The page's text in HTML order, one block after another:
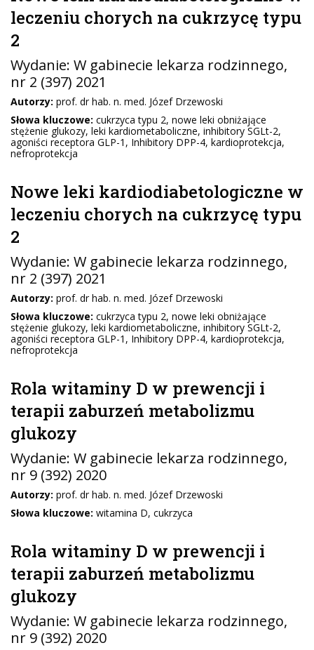
leczeniu chorych na cukrzycę typu
2
Wydanie: W gabinecie lekarza rodzinnego,
nr 2 (397) 2021
Autorzy: prof. dr hab. n. med. Józef Drzewoski
Słowa kluczowe: cukrzyca typu 2, nowe leki obniżające
stężenie glukozy, leki kardiometaboliczne, inhibitory SGLt-2,
agoniści receptora GLP-1, Inhibitory DPP-4, kardioprotekcja,
nefroprotekcja
Nowe leki kardiodiabetologiczne w
leczeniu chorych na cukrzycę typu
2
Wydanie: W gabinecie lekarza rodzinnego,
nr 2 (397) 2021
Autorzy: prof. dr hab. n. med. Józef Drzewoski
Słowa kluczowe: cukrzyca typu 2, nowe leki obniżające
stężenie glukozy, leki kardiometaboliczne, inhibitory SGLt-2,
agoniści receptora GLP-1, Inhibitory DPP-4, kardioprotekcja,
nefroprotekcja
Rola witaminy D w prewencji i
terapii zaburzeń metabolizmu
glukozy
Wydanie: W gabinecie lekarza rodzinnego,
nr 9 (392) 2020
Autorzy: prof. dr hab. n. med. Józef Drzewoski
Słowa kluczowe: witamina D, cukrzyca
Rola witaminy D w prewencji i
terapii zaburzeń metabolizmu
glukozy
Wydanie: W gabinecie lekarza rodzinnego,
nr 9 (392) 2020